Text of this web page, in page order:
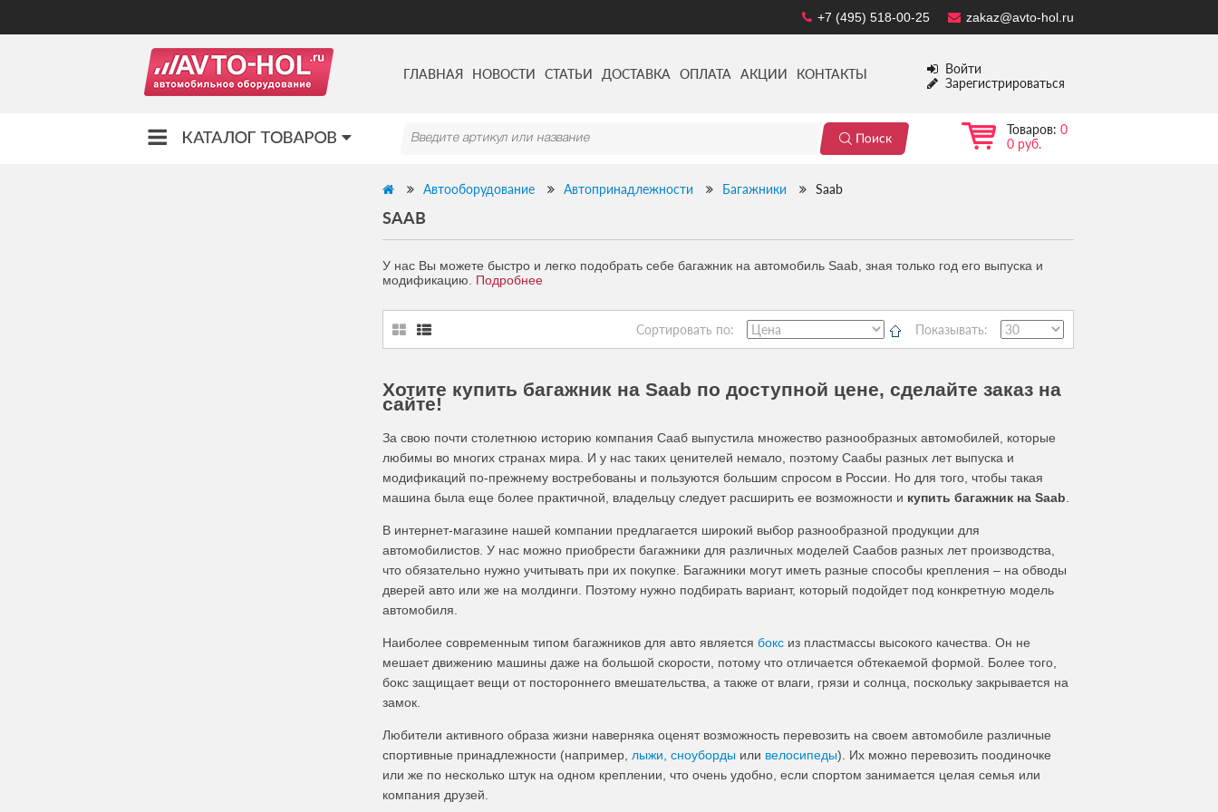
zakaz@avto-hol.ru
+7 (495) 518-00-25
ГЛАВНАЯ НОВОСТИ СТАТЬИ ДОСТАВКА ОПЛАТА АКЦИИ КОНТАКТЫ
Войти
Зарегистрироваться
Товаров: 0
0 руб.
Автооборудование Автопринадлежности Багажники Saab
SAAB
У нас Вы можете быстро и легко подобрать себе багажник на автомобиль Saab, зная только год его выпуска и
модификацию. Подробнее
Сортировать по: Показывать:
Хотите купить багажник на Saab по доступной цене, сделайте заказ на
сайте!
За свою почти столетнюю историю компания Сааб выпустила множество разнообразных автомобилей, которые
любимы во многих странах мира. И у нас таких ценителей немало, поэтому Саабы разных лет выпуска и
модификаций по-прежнему востребованы и пользуются большим спросом в России. Но для того, чтобы такая
машина была еще более практичной, владельцу следует расширить ее возможности и купить багажник на Saab
В интернет-магазине нашей компании предлагается широкий выбор разнообразной продукции для
автомобилистов. У нас можно приобрести багажники для различных моделей Саабов разных лет производства,
что обязательно нужно учитывать при их покупке. Багажники могут иметь разные способы крепления – на обводы
дверей авто или же на молдинги. Поэтому нужно подбирать вариант, который подойдет под конкретную модель
автомобиля.
Наиболее современным типом багажников для авто является бокс из пластмассы высокого качества. Он не
мешает движению машины даже на большой скорости, потому что отличается обтекаемой формой. Более того,
бокс защищает вещи от постороннего вмешательства, а также от влаги, грязи и солнца, поскольку закрывается на
замок.
Любители активного образа жизни наверняка оценят возможность перевозить на своем автомобиле различные
спортивные принадлежности (например, лыжи, сноуборды или велосипеды). Их можно перевозить поодиночке
или же по несколько штук на одном креплении, что очень удобно, если спортом занимается целая семья или
компания друзей.